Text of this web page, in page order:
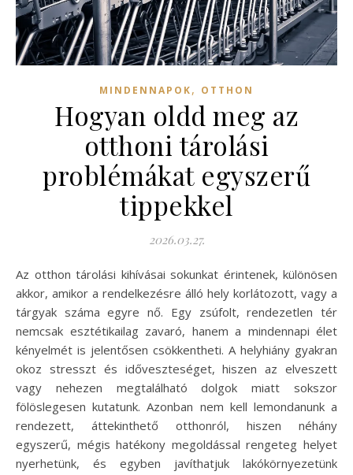
MINDENNAPOK, OTTHON
Hogyan oldd meg az
otthoni tárolási
problémákat egyszerű
tippekkel
2026.03.27.
Az otthon tárolási kihívásai sokunkat érintenek, különösen
akkor, amikor a rendelkezésre álló hely korlátozott, vagy a
tárgyak száma egyre nő. Egy zsúfolt, rendezetlen tér
nemcsak esztétikailag zavaró, hanem a mindennapi élet
kényelmét is jelentősen csökkentheti. A helyhiány gyakran
okoz stresszt és időveszteséget, hiszen az elveszett
vagy nehezen megtalálható dolgok miatt sokszor
fölöslegesen kutatunk. Azonban nem kell lemondanunk a
rendezett, áttekinthető otthonról, hiszen néhány
egyszerű, mégis hatékony megoldással rengeteg helyet
nyerhetünk, és egyben javíthatjuk lakókörnyezetünk